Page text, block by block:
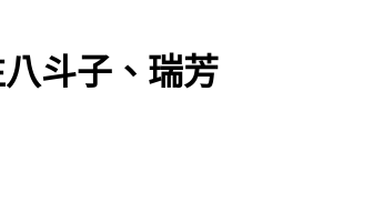
斗子、瑞芳